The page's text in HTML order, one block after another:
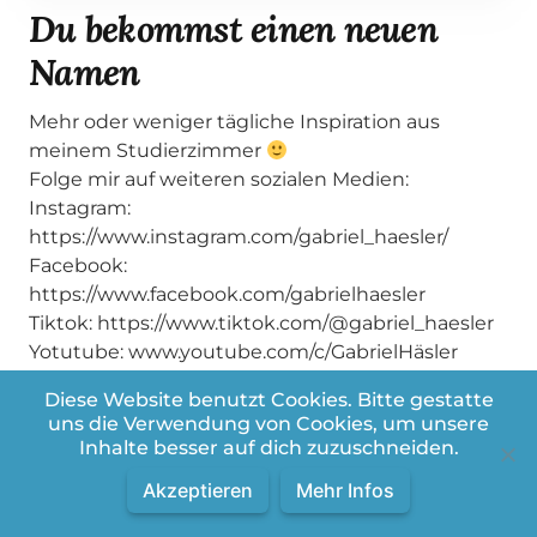
Du bekommst einen neuen
Namen
Mehr oder weniger tägliche Inspiration aus
meinem Studierzimmer
Folge mir auf weiteren sozialen Medien:
Instagram:
https://www.instagram.com/gabriel_haesler/
Facebook:
https://www.facebook.com/gabrielhaesler
Tiktok: https://www.tiktok.com/@gabriel_haesler
Yotutube: www.youtube.com/c/GabrielHäsler
Diese Website benutzt Cookies. Bitte gestatte
uns die Verwendung von Cookies, um unsere
Inhalte besser auf dich zuzuschneiden.
Akzeptieren Mehr Infos